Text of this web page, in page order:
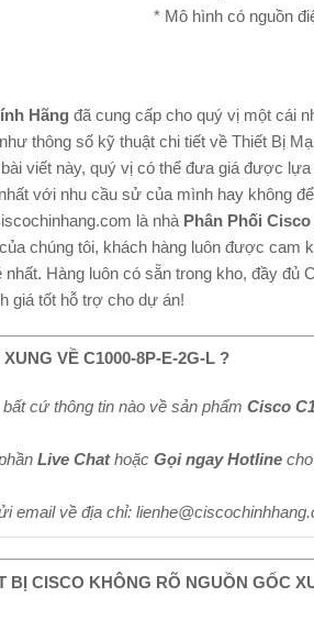
* Mô hình có nguồn
Hãng đã cung cấp cho quý vị một cái
thông số kỹ thuật chi tiết về Thiết Bị
viết này, quý vị có thể đưa giá được
với nhu cầu sử của mình hay không
là nhà Phân Phối Cisco
chúng tôi, khách hàng luôn được cam
nhất. Hàng luôn có sẵn trong kho, đầy đủ
giá tốt hỗ trợ cho dự án!
VỀ C1000-8P-E-2G-L ?
cứ thông tin nào về sản phẩm Cisco
Live Chathoặc Gọi ngay Hotline
email về địa chỉ:
BỊ CISCO KHÔNG RÕ NGUỒN GỐC